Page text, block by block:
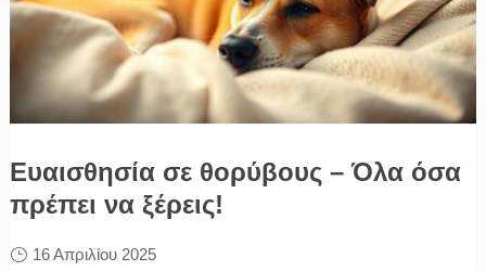
Ευαισθησία σε θορύβους – Όλα όσα
πρέπει να ξέρεις!
16 Απριλίου 2025